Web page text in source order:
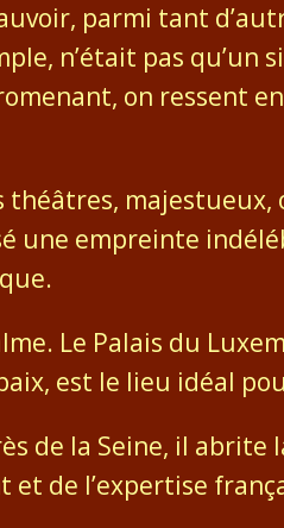
parmi tant
n’était pas qu’un
on ressent
majestueux,
une empreinte
Le Palais du
est le lieu idéal
de la Seine, il abrite
de l’expertise